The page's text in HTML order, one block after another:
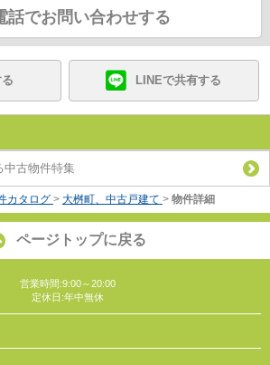
話でお問い合わせする
LINEで共有する
中古物件特集
カタログ > 大桝町、中古戸建て > 物件詳細
ページトップに戻る
営業時間:9:00～20:00
定休日:年中無休